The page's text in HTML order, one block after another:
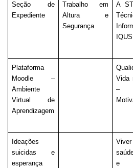
Seção de
Expediente
Trabalho em
Altura e
Segurança
A
Plataforma
Moodle –
Ambiente
Virtual de
Aprendizagem
Vida
–
Ideações
suicidas e
esperança
e